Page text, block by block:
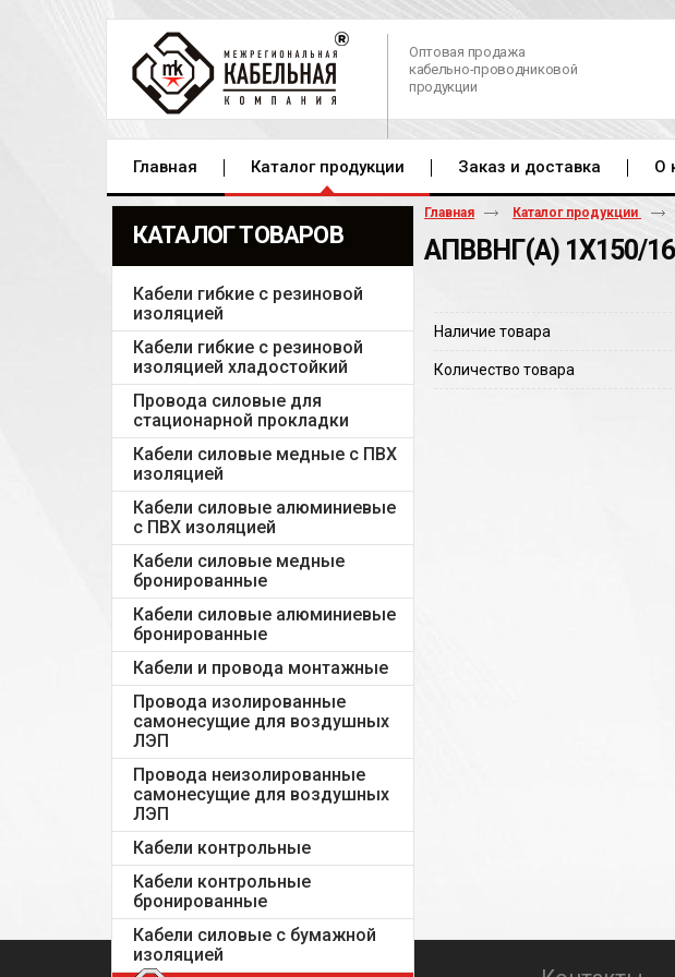
Оптовая продажа
кабельно-проводниковой
продукции
Главная Каталог продукции Заказ и доставка О
КАТАЛОГ ТОВАРОВ
Кабели гибкие с резиновой
изоляцией
Кабели гибкие с резиновой
изоляцией хладостойкий
Провода силовые для
стационарной прокладки
Кабели силовые медные с ПВХ
изоляцией
Кабели силовые алюминиевые
с ПВХ изоляцией
Кабели силовые медные
бронированные
Кабели силовые алюминиевые
бронированные
Кабели и провода монтажные
Провода изолированные
самонесущие для воздушных
ЛЭП
Провода неизолированные
самонесущие для воздушных
ЛЭП
Кабели контрольные
Кабели контрольные
бронированные
Кабели силовые с бумажной
изоляцией
Главная Каталог продукции
АПВВНГ(A) 1Х150/
Наличие товара
Количество товара